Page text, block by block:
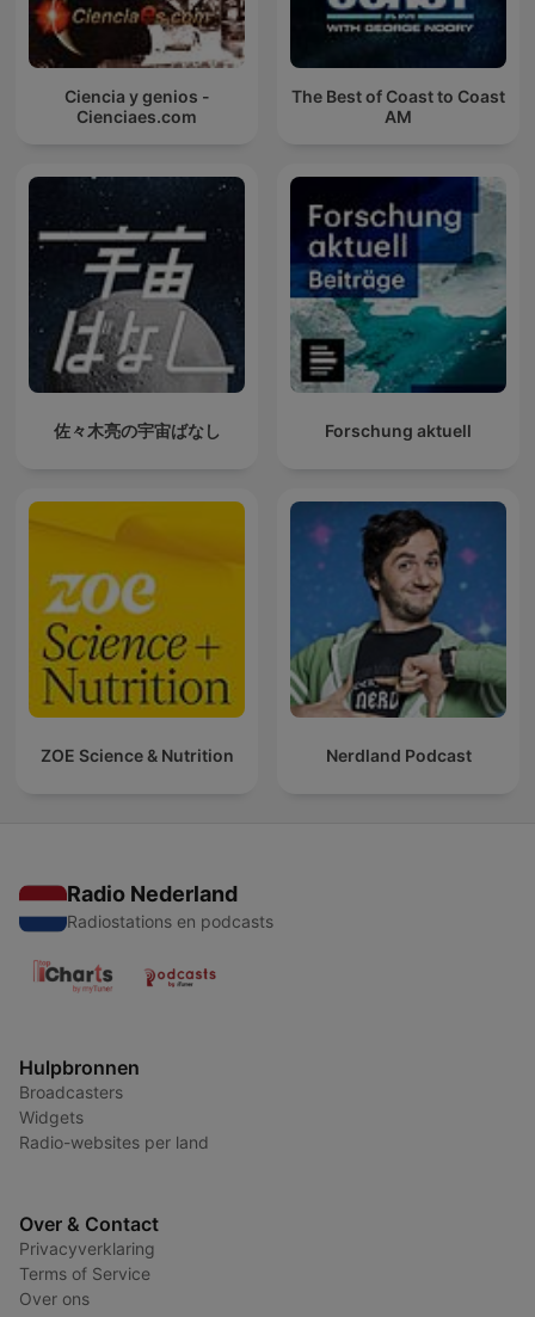
Ciencia y genios -
Cienciaes.com
The Best of Coast to Coast
AM
佐々木亮の宇宙ばなし Forschung aktuell
ZOE Science & Nutrition Nerdland Podcast
Radio Nederland
Radiostations en podcasts
Hulpbronnen
Broadcasters
Widgets
Radio-websites per land
Over & Contact
Privacyverklaring
Terms of Service
Over ons